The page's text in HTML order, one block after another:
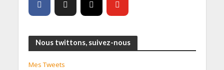
Nous twittons, suivez-nous
Mes Tweets